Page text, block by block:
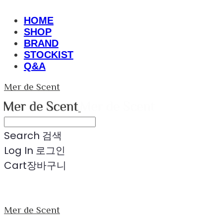
HOME
SHOP
BRAND
STOCKIST
Q&A
Mer de Scent
Search 검색
Log In 로그인
Cart장바구니
Mer de Scent